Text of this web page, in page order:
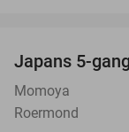
Japans 5-
Momoya
Roermond